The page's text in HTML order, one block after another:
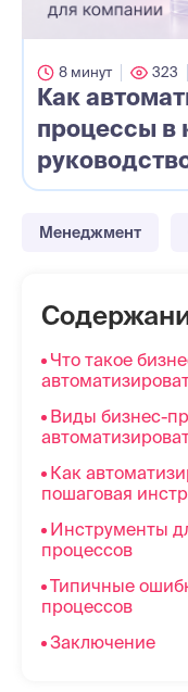
Как
процессы в
8 минут 323
Менеджмент
Что такое
Виды бизнес-
Как
пошаговая
Инструменты
процессов
Типичные
процессов
Заключение